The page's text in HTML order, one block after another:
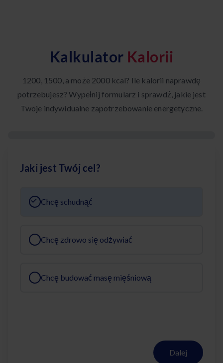
Kalkulator Kalorii
1200, 1500, a może 2000 kcal? Ile kalorii naprawdę
potrzebujesz? Wypełnij formularz i sprawdź, jakie jest
Twoje indywidualne zapotrzebowanie energetyczne.
Jaki jest Twój cel?
Chcę schudnąć
Chcę zdrowo się odżywiać
Chcę budować masę mięśniową
Dalej